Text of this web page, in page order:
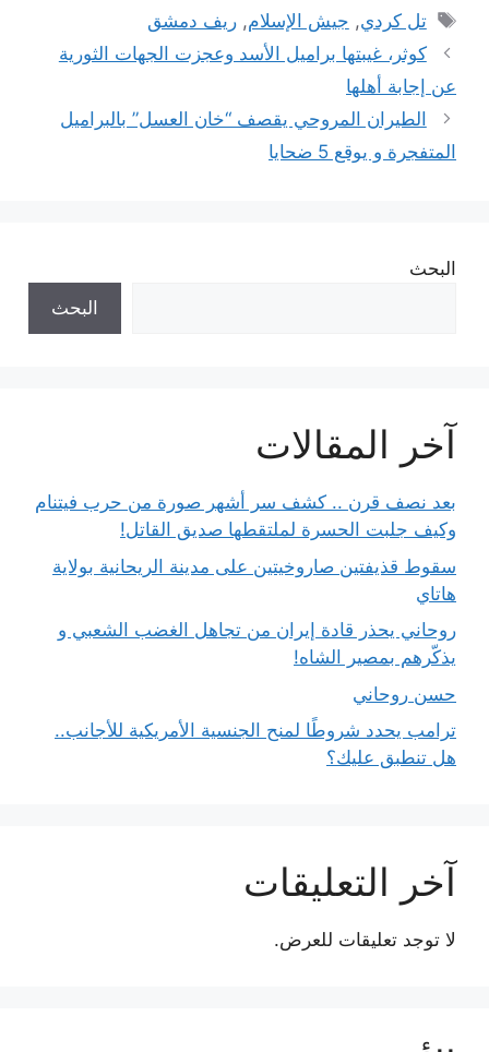
الوسوم
تل كردي, جيش الإسلام,ريف دمشق
كوثر، غيبتها براميل الأسد وعجزت الجهات الثورية
عن إجابة أهلها
الطيران المروحي يقصف “خان العسل” بالبراميل
المتفجرة و يوقع 5 ضحايا
البحث
البحث
آخر المقالات
بعد نصف قرن .. كشف سر أشهر صورة من حرب فيتنام
وكيف جلبت الحسرة لملتقطها صديق القاتل!
سقوط قذيفتين صاروخيتين على مدينة الريحانية بولاية
هاتاي
روحاني يحذر قادة إيران من تجاهل الغضب الشعبي و
يذكّرهم بمصير الشاه!
حسن روحاني
ترامب يحدد شروطًا لمنح الجنسية الأمريكية للأجانب..
هل تنطبق عليك؟
آخر التعليقات
لا توجد تعليقات للعرض.